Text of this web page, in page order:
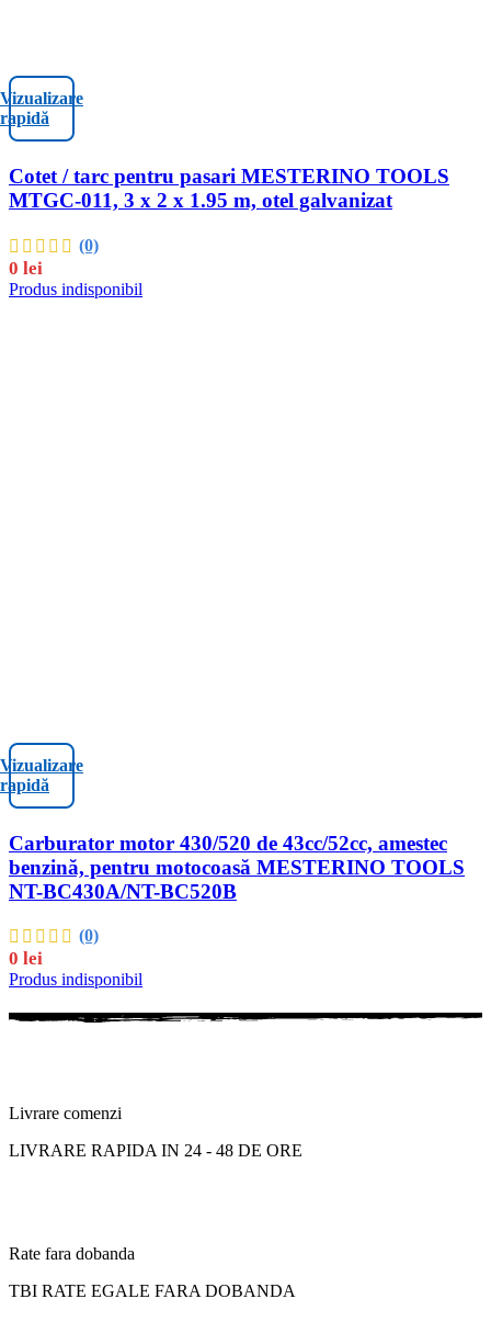
Vizualizare
rapidă
Cotet / tarc pentru pasari MESTERINO TOOLS
MTGC-011, 3 x 2 x 1.95 m, otel galvanizat
(0)
0 lei
Produs indisponibil
Vizualizare
rapidă
Carburator motor 430/520 de 43cc/52cc, amestec
benzină, pentru motocoasă MESTERINO TOOLS
NT-BC430A/NT-BC520B
(0)
0 lei
Produs indisponibil
Livrare comenzi
LIVRARE RAPIDA IN 24 - 48 DE ORE
Rate fara dobanda
TBI RATE EGALE FARA DOBANDA